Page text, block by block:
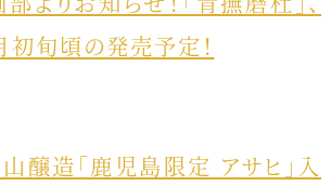
初旬頃の発売予定！
醸造「鹿児島限定 アサヒ」入